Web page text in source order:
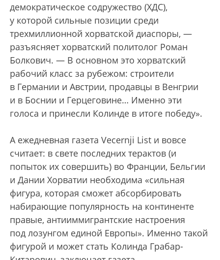
демократическое содружество (ХДС),
у которой сильные позиции среди
трехмиллионной хорватской диаспоры, —
разъясняет хорватский политолог Роман
Болкович. — В основном это хорватский
рабочий класс за рубежом: строители
в Германии и Австрии, продавцы в Венгрии
и в Боснии и Герцеговине… Именно эти
голоса и принесли Колинде в итоге победу».
А ежедневная газета Vecernji List и вовсе
считает: в свете последних терактов (и
попыток их совершить) во Франции, Бельгии
и Дании Хорватии необходима «сильная
фигура, которая сможет абсорбировать
набирающие популярность на континенте
правые, антииммигрантские настроения
под лозунгом единой Европы». Именно такой
фигурой и может стать Колинда Грабар-